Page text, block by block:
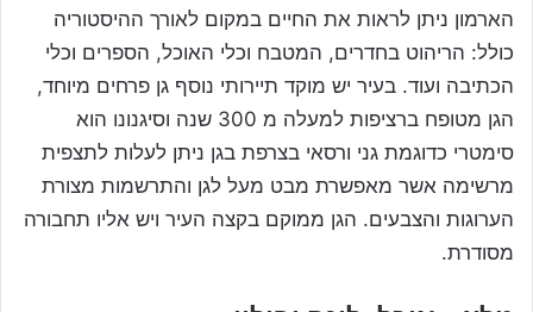
הארמון ניתן לראות את החיים במקום לאורך ההיסטוריה
כולל: הריהוט בחדרים, המטבח וכלי האוכל, הספרים וכלי
הכתיבה ועוד. בעיר יש מוקד תיירותי נוסף גן פרחים מיוחד,
הגן מטופח ברציפות למעלה מ 300 שנה וסיגנונו הוא
סימטרי כדוגמת גני ורסאי בצרפת בגן ניתן לעלות לתצפית
מרשימה אשר מאפשרת מבט מעל לגן והתרשמות מצורת
הערוגות והצבעים. הגן ממוקם בקצה העיר ויש אליו תחבורה
מסודרת.